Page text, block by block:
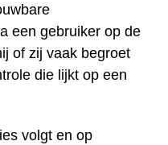
een gebruiker op de
of zij vaak begroet
die lijkt op een
volgt en op